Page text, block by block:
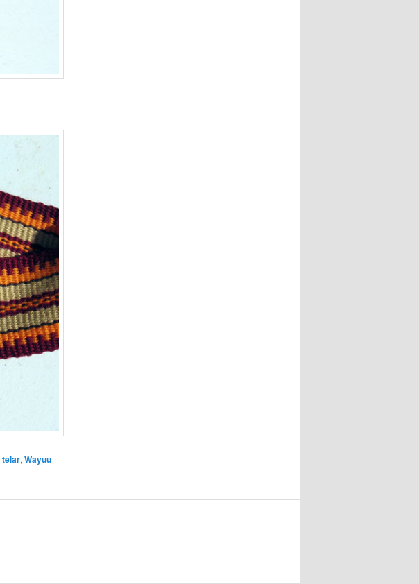
telar, Wayuu